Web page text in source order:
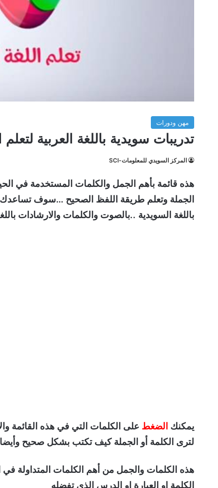
مهن ودورات
تدريبات سويدية باللغة العربية
المركز السويدي للمعلومات-SCI
هذه قائمة بأهم الجمل والكلمات المستخدمة في
الجملة وتعلم طريقة اللفظ الصحيح …سوف
باللغة السويدية ..بالصوت والكلمات والارشادات
يمكنك الضغط على الكلمات التي في هذه القائمة
لترى الكلمة أو الجملة كيف تكتب بشكل صحيح وأيضا
هذه الكلمات والجمل من أهم الكلمات المتداولة
الكلمة او العبارة او الدرس الذي تفضله